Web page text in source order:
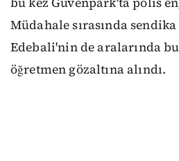
Müdahale sırasında
Edebali'nin de aralarında
öğretmen gözaltına alındı.